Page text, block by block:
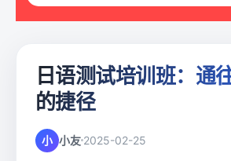
日语测试培训班：通
的捷径
小 小友 2025-02-25